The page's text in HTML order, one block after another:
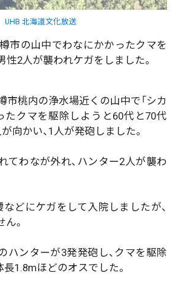
UHB 北海道文化放送
市の山中でわなにかかったクマを
2人が襲われケガをしました。
桃内の浄水場近くの山中で「シカ
たクマを駆除しようと60代と70代
向かい、1人が発砲しました。
わなが外れ、ハンター2人が襲わ
どにケガをして入院しましたが、
。
ンターが3発発砲し、クマを駆除
1.8mほどのオスでした。